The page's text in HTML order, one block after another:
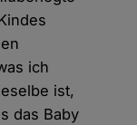
ich
ist,
das Baby